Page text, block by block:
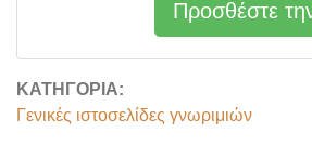
ΚΑΤΗΓΟΡΊΑ:
Γενικές ιστοσελίδες γνωριμιών
Προσθέστε